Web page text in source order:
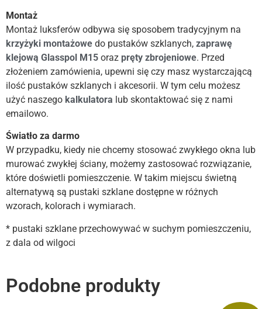
Montaż
Montaż luksferów odbywa się sposobem tradycyjnym na
krzyżyki montażowe do pustaków szklanych, zaprawę
klejową Glasspol M15 oraz pręty zbrojeniowe. Przed
złożeniem zamówienia, upewni się czy masz wystarczającą
ilość pustaków szklanych i akcesorii. W tym celu możesz
użyć naszego kalkulatora lub skontaktować się z nami
emailowo.
Światło za darmo
W przypadku, kiedy nie chcemy stosować zwykłego okna lub
murować zwykłej ściany, możemy zastosować rozwiązanie,
które doświetli pomieszczenie. W takim miejscu świetną
alternatywą są pustaki szklane dostępne w różnych
wzorach, kolorach i wymiarach.
* pustaki szklane przechowywać w suchym pomieszczeniu,
z dala od wilgoci
Podobne produkty